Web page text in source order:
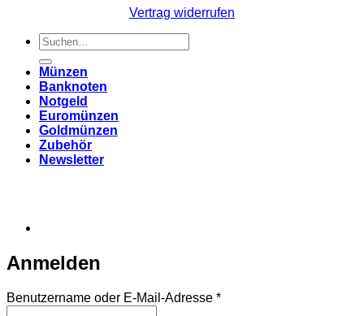
Vertrag widerrufen
Suchen
nach:
Münzen
Banknoten
Notgeld
Euromünzen
Goldmünzen
Zubehör
Newsletter
Anmelden
Benutzername oder E-Mail-Adresse *Erforderlich